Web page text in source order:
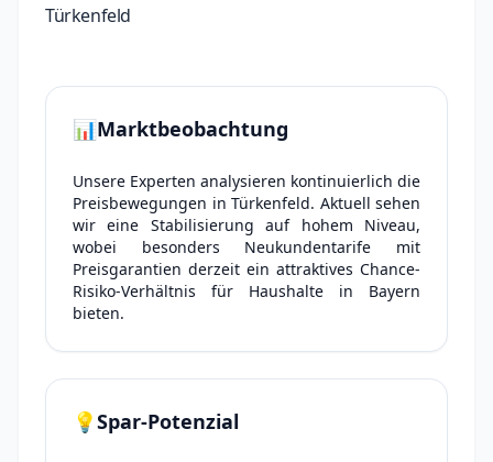
Türkenfeld
📊Marktbeobachtung
Unsere Experten analysieren kontinuierlich die
Preisbewegungen in Türkenfeld. Aktuell sehen
wir eine Stabilisierung auf hohem Niveau,
wobei besonders Neukundentarife mit
Preisgarantien derzeit ein attraktives Chance-
Risiko-Verhältnis für Haushalte in Bayern
bieten.
💡Spar-Potenzial